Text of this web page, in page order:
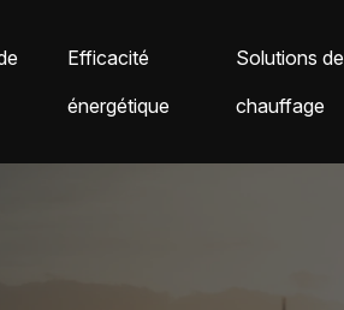
Efficacité
énergétique
Solutions de
chauffage